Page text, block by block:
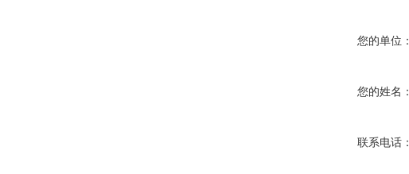
您的单位：
您的姓名：
联系电话：